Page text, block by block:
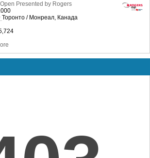
Presented by Rogers
Торонто / Монреал, Канада